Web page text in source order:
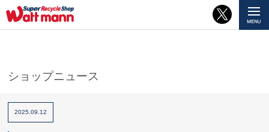
ショップニュース
2025.09.12